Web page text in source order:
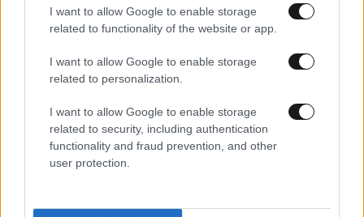
I want to allow Google to enable storage
related to functionality of the website or app.
I want to allow Google to enable storage
related to personalization.
I want to allow Google to enable storage
related to security, including authentication
functionality and fraud prevention, and other
user protection.
22·03·2026 06:53
Νέα μέτρα στο τραπέζι: Επιδότηση καυσίμων, Market
Pass, στήριξη ρεύματος και παρεμβάσεις στις
μεταφορές